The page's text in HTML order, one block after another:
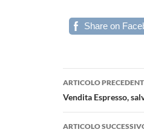
Share on
articolo
ARTICOLO
Vendita Espresso,
ARTICOLO